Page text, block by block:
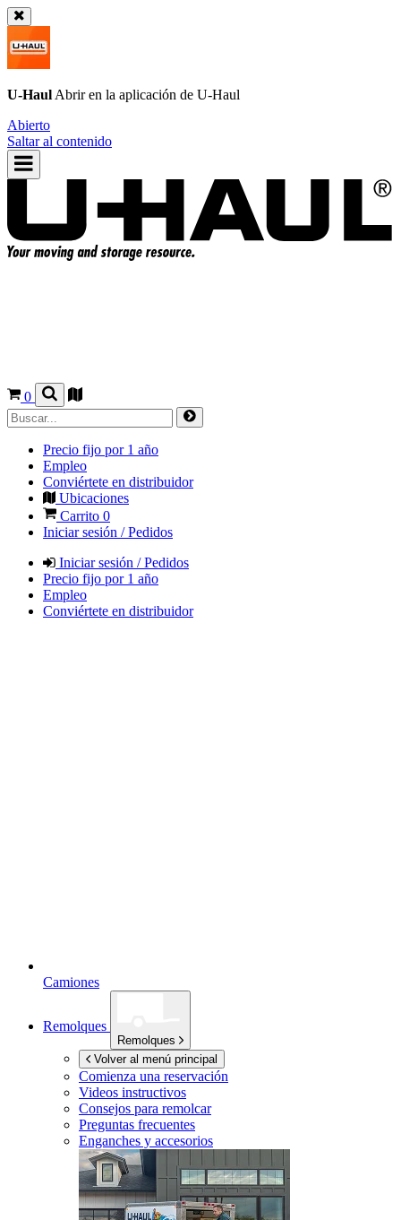
U-Haul Abrir en la aplicación de U-Haul
Abierto
Saltar al contenido
0
Precio fijo por 1 año
Empleo
Conviértete en distribuidor
Ubicaciones
Carrito 0
Iniciar sesión / Pedidos
Iniciar sesión / Pedidos
Precio fijo por 1 año
Empleo
Conviértete en distribuidor
Camiones
Remolques
Remolques
Volver al menú principal
Comienza una reservación
Videos instructivos
Consejos para remolcar
Preguntas frecuentes
Enganches y accesorios